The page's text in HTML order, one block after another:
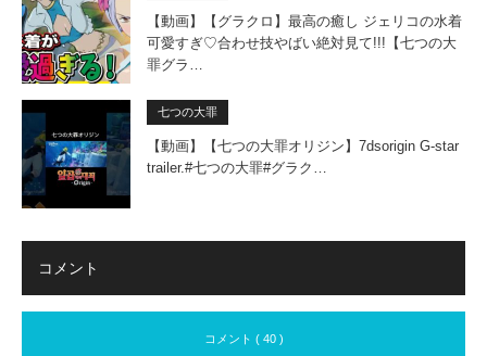
【動画】【グラクロ】最高の癒し ジェリコの水着
可愛すぎ♡合わせ技やばい絶対見て!!!【七つの大
罪グラ…
七つの大罪
【動画】【七つの大罪オリジン】7dsorigin G-star
trailer.#七つの大罪#グラク…
コメント
コメント ( 40 )